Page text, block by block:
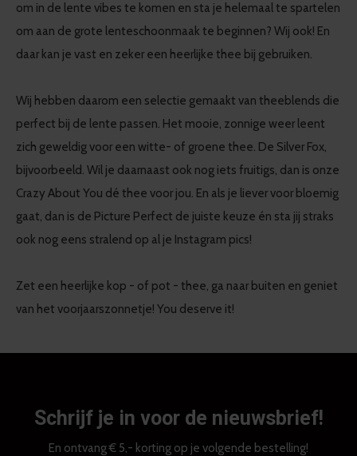
om in de lente vibes te komen en sta je helemaal te spartelen
om aan de grote lenteschoonmaak te beginnen? Wij ook! En
daar kan je vast en zeker een heerlijke thee bij gebruiken.
Wij hebben daarom een selectie gemaakt van theeblends die
perfect bij de lente passen. Het mooie, zonnige weer leent
zich geweldig voor een witte- of groene thee. De Silver Fox,
bijvoorbeeld. Wil je daarnaast ook nog iets fruitigs, dan is onze
Crazy About You dé thee voor jou. En als je liever voor bloemig
gaat, dan is de Picture Perfect de juiste keuze én sta jij straks
ook nog eens stralend op al je Instagram pics!
Zet een heerlijke kop - of pot - thee, ga naar buiten en geniet
van het voorjaarszonnetje! You deserve it!
Schrijf je in voor de nieuwsbrief!
En ontvang € 5,- korting op je volgende bestelling!